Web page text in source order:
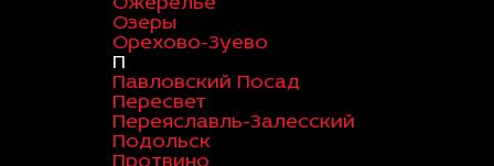
Озеры
Орехово-Зуево
П
Павловский Посад
Пересвет
Переяславль-Залесский
Подольск